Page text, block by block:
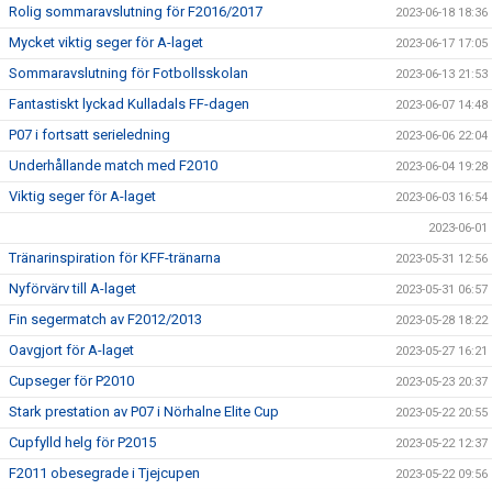
Rolig sommaravslutning för F2016/2017 2023-06-18 18:36
Mycket viktig seger för A-laget 2023-06-17 17:05
Sommaravslutning för Fotbollsskolan 2023-06-13 21:53
Fantastiskt lyckad Kulladals FF-dagen 2023-06-07 14:48
P07 i fortsatt serieledning 2023-06-06 22:04
Underhållande match med F2010 2023-06-04 19:28
Viktig seger för A-laget 2023-06-03 16:54
2023-06-01
Tränarinspiration för KFF-tränarna 2023-05-31 12:56
Nyförvärv till A-laget 2023-05-31 06:57
Fin segermatch av F2012/2013 2023-05-28 18:22
Oavgjort för A-laget 2023-05-27 16:21
Cupseger för P2010 2023-05-23 20:37
Stark prestation av P07 i Nörhalne Elite Cup 2023-05-22 20:55
Cupfylld helg för P2015 2023-05-22 12:37
F2011 obesegrade i Tjejcupen 2023-05-22 09:56